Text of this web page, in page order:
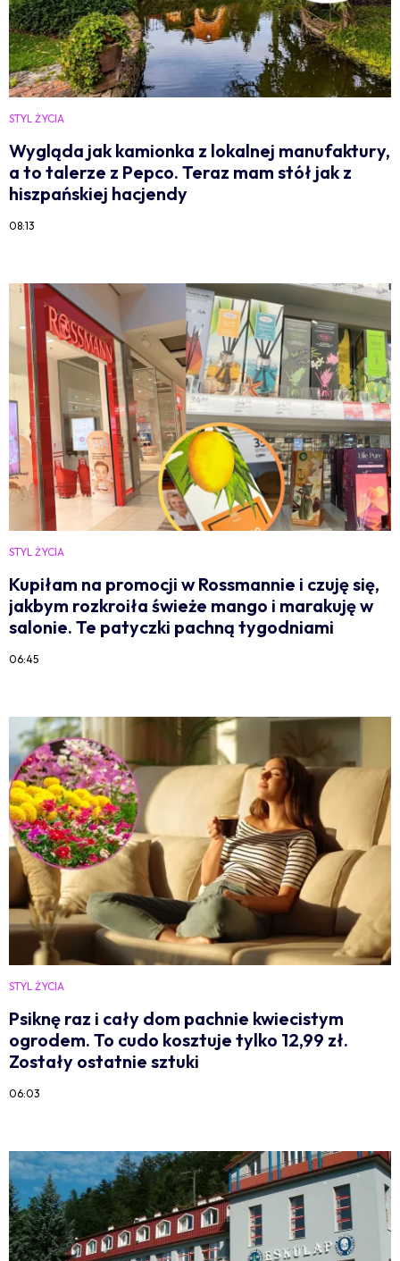
STYL ŻYCIA
Wygląda jak kamionka z lokalnej manufaktury,
a to talerze z Pepco. Teraz mam stół jak z
hiszpańskiej hacjendy
08:13
STYL ŻYCIA
Kupiłam na promocji w Rossmannie i czuję się,
jakbym rozkroiła świeże mango i marakuję w
salonie. Te patyczki pachną tygodniami
06:45
STYL ŻYCIA
Psiknę raz i cały dom pachnie kwiecistym
ogrodem. To cudo kosztuje tylko 12,99 zł.
Zostały ostatnie sztuki
06:03